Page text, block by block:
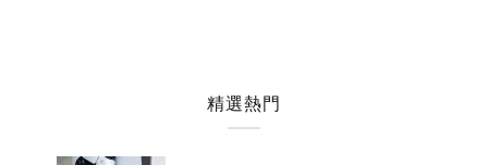
精選熱門